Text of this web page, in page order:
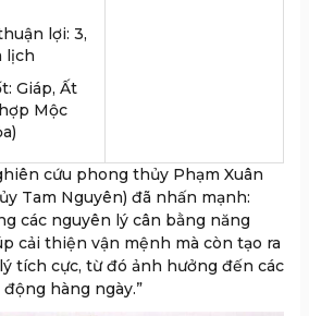
lợi: 3,
lịch
Giáp, Ất
Mộc
cứu phong thủy Phạm Xuân
Tam Nguyên) đã nhấn mạnh:
các nguyên lý cân bằng năng
cải thiện vận mệnh mà còn tạo ra
tích cực, từ đó ảnh hưởng đến các
hàng ngày.”